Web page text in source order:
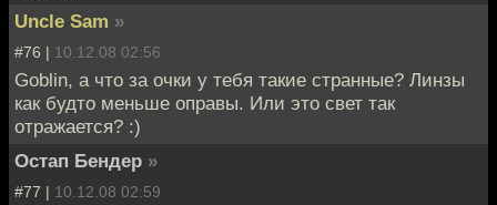
Uncle Sam »
#76 | 10.12.08 02:56
Goblin, а что за очки у тебя такие странные? Линзы
как будто меньше оправы. Или это свет так
отражается? :)
Остап Бендер »
#77 | 10.12.08 02:59